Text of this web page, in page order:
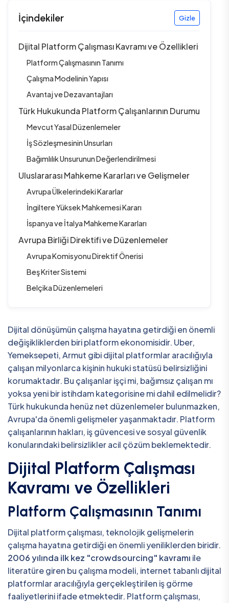
İçindekiler Gizle
Dijital Platform Çalışması Kavramı ve Özellikleri
Platform Çalışmasının Tanımı
Çalışma Modelinin Yapısı
Avantaj ve Dezavantajları
Türk Hukukunda Platform Çalışanlarının Durumu
Mevcut Yasal Düzenlemeler
İş Sözleşmesinin Unsurları
Bağımlılık Unsurunun Değerlendirilmesi
Uluslararası Mahkeme Kararları ve Gelişmeler
Avrupa Ülkelerindeki Kararlar
İngiltere Yüksek Mahkemesi Kararı
İspanya ve İtalya Mahkeme Kararları
Avrupa Birliği Direktifi ve Düzenlemeler
Avrupa Komisyonu Direktif Önerisi
Beş Kriter Sistemi
Belçika Düzenlemeleri
Dijital dönüşümün çalışma hayatına getirdiği en önemli
değişikliklerden biri platform ekonomisidir. Uber,
Yemeksepeti, Armut gibi dijital platformlar aracılığıyla
çalışan milyonlarca kişinin hukuki statüsü belirsizliğini
korumaktadır. Bu çalışanlar işçi mi, bağımsız çalışan mı
yoksa yeni bir istihdam kategorisine mi dahil edilmelidir?
Türk hukukunda henüz net düzenlemeler bulunmazken,
Avrupa'da önemli gelişmeler yaşanmaktadır. Platform
çalışanlarının hakları, iş güvencesi ve sosyal güvenlik
konularındaki belirsizlikler acil çözüm beklemektedir.
Dijital Platform Çalışması
Kavramı ve Özellikleri
Platform Çalışmasının Tanımı
Dijital platform çalışması, teknolojik gelişmelerin
çalışma hayatına getirdiği en önemli yeniliklerden biridir.
2006 yılında ilk kez "crowdsourcing" kavramı ile
literatüre giren bu çalışma modeli, internet tabanlı dijital
platformlar aracılığıyla gerçekleştirilen iş görme
faaliyetlerini ifade etmektedir. Platform çalışması,